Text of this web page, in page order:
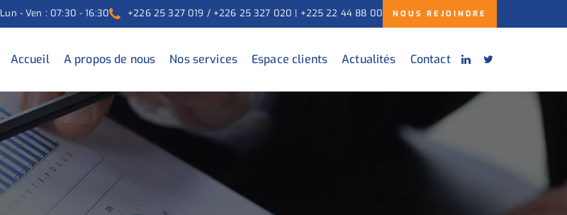
Lun - Ven : 07:30 - 16:30 +226 25 327 019 / +226 25 327 020 | +225 22 44 88 00 NOUS REJOINDRE
Accueil A propos de nous Nos services Espace clients Actualités Contact